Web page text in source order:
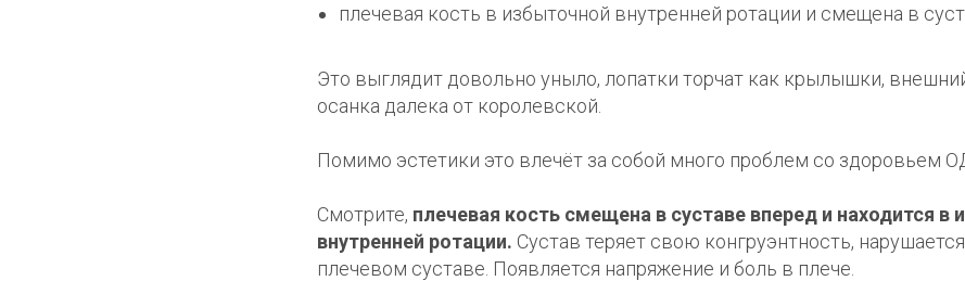
плечевая кость в избыточной внутренней ротации и смещена в
Это выглядит довольно уныло, лопатки торчат как крылышки,
осанка далека от королевской.
Помимо эстетики это влечёт за собой много проблем со здоровьем
Смотрите, плечевая кость смещена в суставе вперед и находится в
внутренней ротации. Сустав теряет свою конгруэнтность,
плечевом суставе. Появляется напряжение и боль в плече.